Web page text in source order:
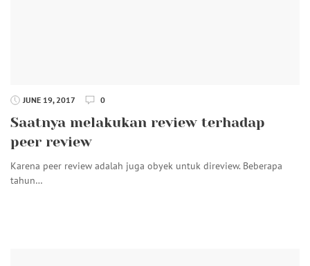
JUNE 19, 2017 0
Saatnya melakukan review terhadap
peer review
Karena peer review adalah juga obyek untuk direview. Beberapa
tahun…